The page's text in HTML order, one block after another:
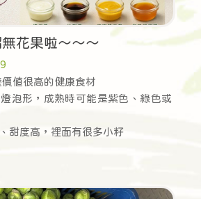
花果啦～～～
值很高的健康食材
泡形，成熟時可能是紫色、綠色或
甜度高，裡面有很多小籽